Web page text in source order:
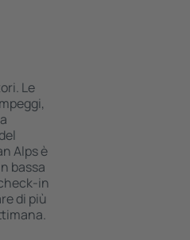
Le
Alps è
bassa
in
di più